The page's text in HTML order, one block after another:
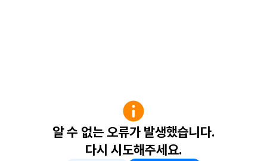
알 수 없는 오류가 발생했습니다.
다시 시도해주세요.